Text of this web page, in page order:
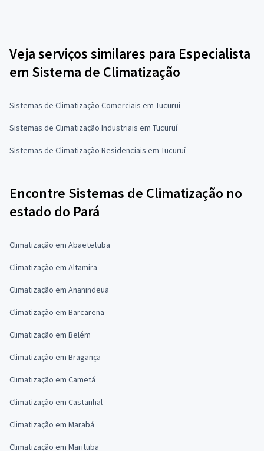
Veja serviços similares para Especialista
em Sistema de Climatização
Sistemas de Climatização Comerciais em Tucuruí
Sistemas de Climatização Industriais em Tucuruí
Sistemas de Climatização Residenciais em Tucuruí
Encontre Sistemas de Climatização no
estado do Pará
Climatização em Abaetetuba
Climatização em Altamira
Climatização em Ananindeua
Climatização em Barcarena
Climatização em Belém
Climatização em Bragança
Climatização em Cametá
Climatização em Castanhal
Climatização em Marabá
Climatização em Marituba